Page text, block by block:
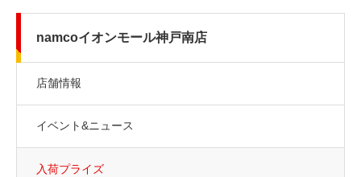
namcoイオンモール神戸南店
店舗情報
イベント&ニュース
入荷プライズ